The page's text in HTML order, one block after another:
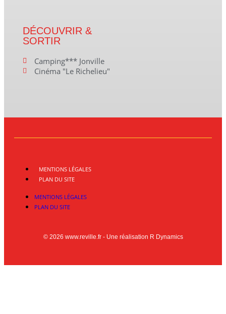
DÉCOUVRIR &
SORTIR
Camping*** Jonville
Cinéma "Le Richelieu"
MENTIONS LÉGALES
PLAN DU SITE
MENTIONS LÉGALES
PLAN DU SITE
© 2026 www.reville.fr - Une réalisation R Dynamics